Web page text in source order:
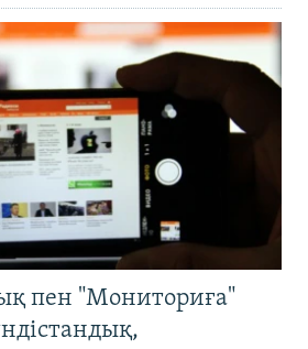
пен "Мониториға"